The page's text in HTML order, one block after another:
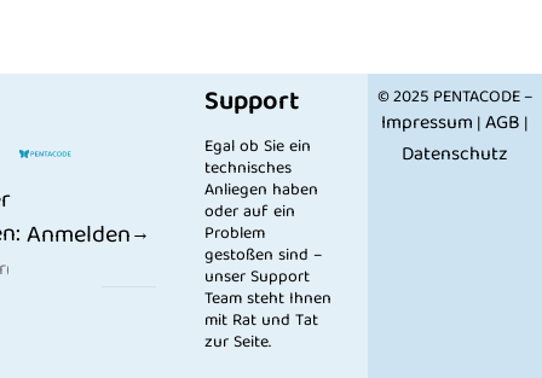
Anmelden
Support
Egal ob Sie ein
technisches
Anliegen haben
oder auf ein
Problem
gestoßen sind –
unser Support
Team steht Ihnen
mit Rat und Tat
zur Seite.
© 2025 PENTACODE –
Impressum |AGB |
Datenschutz